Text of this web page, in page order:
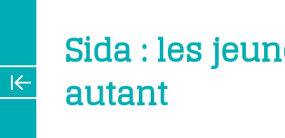
Sida : les
autant